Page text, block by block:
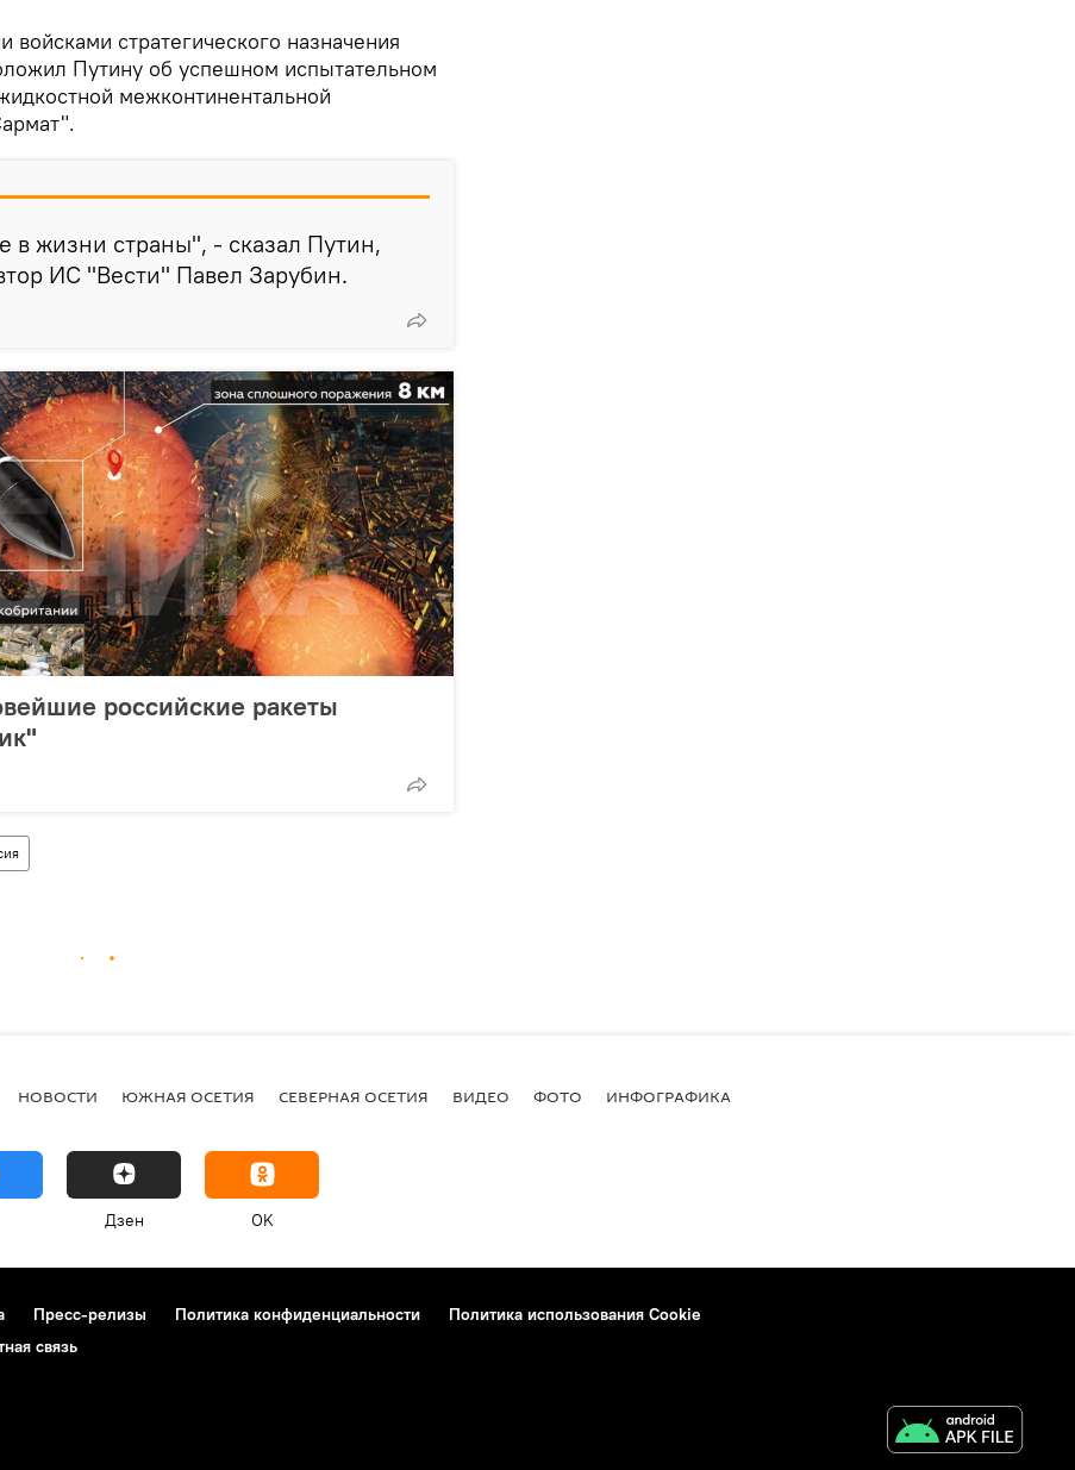
стратегического назначения
Путину об успешном испытательном
межконтинентальной
в жизни страны", - сказал Путин,
ИС "Вести" Павел Зарубин.
российские ракеты
НОВОСТИ ЮЖНАЯ ОСЕТИЯ СЕВЕРНАЯ ОСЕТИЯ ВИДЕО ФОТО ИНФОГРАФИКА
Дзен OK
Пресс-релизы Политика конфиденциальности
Политика использования Cookie
связь